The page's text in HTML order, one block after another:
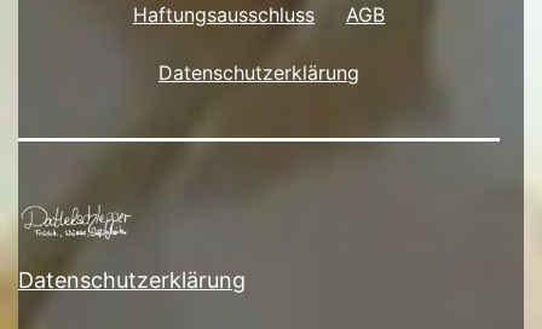
Haftungsausschluss AGB
Datenschutzerklärung
Datenschutzerklärung